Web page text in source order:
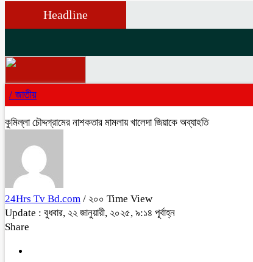
Headline
/ জাতীয়
কুমিল্লা চ‍ৌদ্দগ্রামের নাশকতার মামলায় খালেদা জিয়াকে অব্যাহতি
24Hrs Tv Bd.com / ২০০ Time View
Update : বুধবার, ২২ জানুয়ারী, ২০২৫, ৯:১৪ পূর্বাহ্ন
Share